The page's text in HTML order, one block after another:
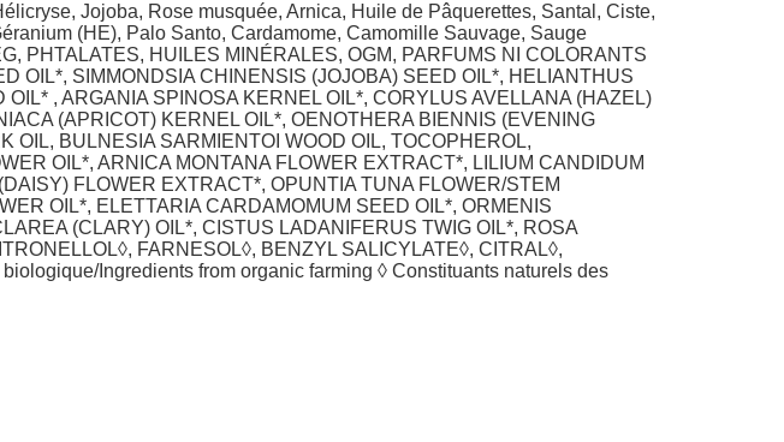
Jojoba, Rose musquée, Arnica, Huile de Pâquerettes, Santal, Ciste,
(HE), Palo Santo, Cardamome, Camomille Sauvage, Sauge
PHTALATES, HUILES MINÉRALES, OGM, PARFUMS NI COLORANTS
OIL*, SIMMONDSIA CHINENSIS (JOJOBA) SEED OIL*, HELIANTHUS
, ARGANIA SPINOSA KERNEL OIL*, CORYLUS AVELLANA (HAZEL)
(APRICOT) KERNEL OIL*, OENOTHERA BIENNIS (EVENING
OIL, BULNESIA SARMIENTOI WOOD OIL, TOCOPHEROL,
OIL*, ARNICA MONTANA FLOWER EXTRACT*, LILIUM CANDIDUM
FLOWER EXTRACT*, OPUNTIA TUNA FLOWER/STEM
OIL*, ELETTARIA CARDAMOMUM SEED OIL*, ORMENIS
(CLARY) OIL*, CISTUS LADANIFERUS TWIG OIL*, ROSA
FARNESOL◊, BENZYL SALICYLATE◊, CITRAL◊,
Ingredients from organic farming ◊ Constituants naturels des